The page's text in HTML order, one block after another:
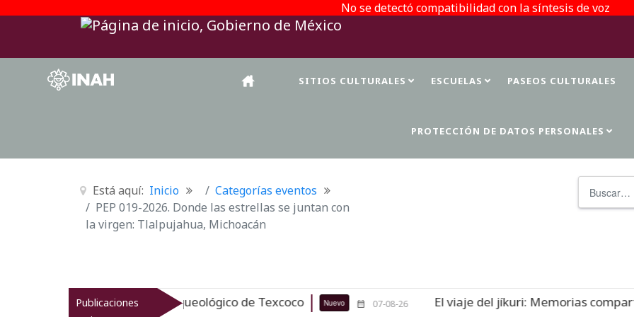
No se detectó compatibilidad con la síntesis de voz
SITIOS CULTURALES ESCUELAS PASEOS CULTURALES
PROTECCIÓN DE DATOS PERSONALES
Está aquí: Inicio
Categorías eventos
PEP 019-2026. Donde las estrellas se juntan con
la virgen: Tlalpujahua, Michoacán
Publicaciones
el patrimonio arqueológico de Texcoco Nuevo 07-08-26 El viaje del jíkuri: Memorias compartidas en